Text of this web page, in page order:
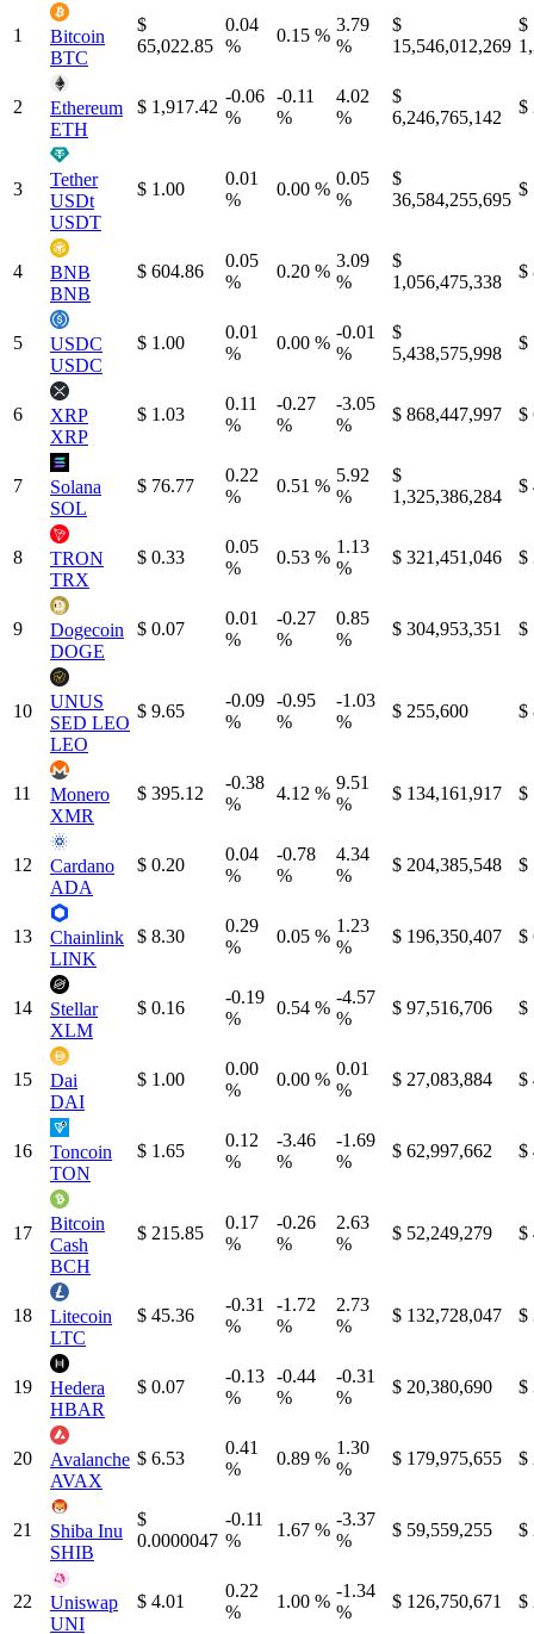
1
Bitcoin
BTC
$
65,022.85
0.04
%
0.15 %
3.79
%
$
15,546,012,269
$
2
Ethereum
ETH
$ 1,917.42
-0.06
%
-0.11
%
4.02
%
$
6,246,765,142
$
3
Tether
USDt
USDT
$ 1.00
0.01
%
0.00 %
0.05
%
$
36,584,255,695
$
4
BNB
BNB
$ 604.86
0.05
%
0.20 %
3.09
%
$
1,056,475,338
$
5
USDC
USDC
$ 1.00
0.01
%
0.00 %
-0.01
%
$
5,438,575,998
$
6
XRP
XRP
$ 1.03
0.11
%
-0.27
%
-3.05
%
$ 868,447,997 $
7
Solana
SOL
$ 76.77
0.22
%
0.51 %
5.92
%
$
1,325,386,284
$
8
TRON
TRX
$ 0.33
0.05
%
0.53 %
1.13
%
$ 321,451,046 $
9
Dogecoin
DOGE
$ 0.07
0.01
%
-0.27
%
0.85
%
$ 304,953,351 $
10
UNUS
SED LEO
LEO
$ 9.65
-0.09
%
-0.95
%
-1.03
%
$ 255,600 $
11
Monero
XMR
$ 395.12
-0.38
%
4.12 %
9.51
%
$ 134,161,917 $
12
Cardano
ADA
$ 0.20
0.04
%
-0.78
%
4.34
%
$ 204,385,548 $
13
Chainlink
LINK
$ 8.30
0.29
%
0.05 %
1.23
%
$ 196,350,407 $
14
Stellar
XLM
$ 0.16
-0.19
%
0.54 %
-4.57
%
$ 97,516,706 $
15
Dai
DAI
$ 1.00
0.00
%
0.00 %
0.01
%
$ 27,083,884 $
16
Toncoin
TON
$ 1.65
0.12
%
-3.46
%
-1.69
%
$ 62,997,662 $
17
Bitcoin
Cash
BCH
$ 215.85
0.17
%
-0.26
%
2.63
%
$ 52,249,279 $
18
Litecoin
LTC
$ 45.36
-0.31
%
-1.72
%
2.73
%
$ 132,728,047 $
19
Hedera
HBAR
$ 0.07
-0.13
%
-0.44
%
-0.31
%
$ 20,380,690 $
20
Avalanche
AVAX
$ 6.53
0.41
%
0.89 %
1.30
%
$ 179,975,655 $
21
Shiba Inu
SHIB
$
0.0000047
-0.11
%
1.67 %
-3.37
%
$ 59,559,255 $
22
Uniswap
UNI
$ 4.01
0.22
%
1.00 %
-1.34
%
$ 126,750,671 $